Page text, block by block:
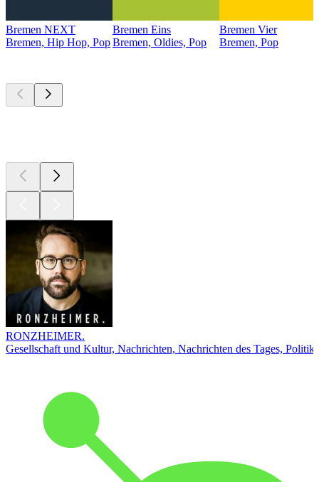
Bremen NEXT
Bremen, Hip Hop, Pop
Bremen Eins
Bremen, Oldies, Pop
Bremen Vier
Bremen, Pop
RONZHEIMER.
Gesellschaft und Kultur, Nachrichten, Nachrichten des Tages, Politik